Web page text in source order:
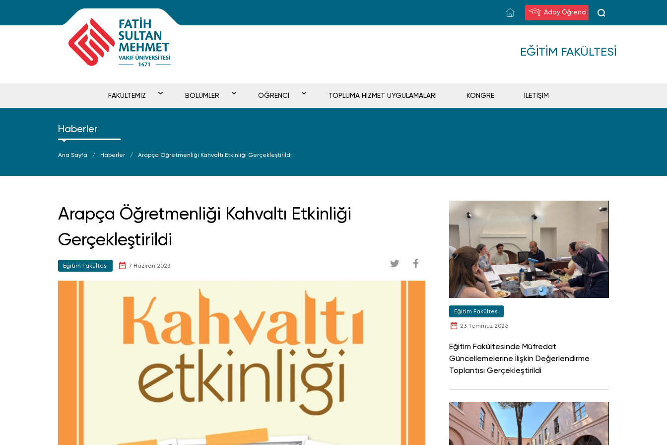
Aday Öğrenci
EĞITIM FAKÜLTESI
FAKÜLTEMİZ BÖLÜMLER ÖĞRENCİ TOPLUMA HİZMET UYGULAMALARI KONGRE İLETİŞİM
Haberler
Ana Sayfa Haberler Arapça Öğretmenliği Kahvaltı Etkinliği Gerçekleştirildi
Arapça Öğretmenliği Kahvaltı Etkinliği
Gerçekleştirildi
Eğitim Fakültesi 7 Haziran 2023
Eğitim Fakültesi
23 Temmuz 2026
Eğitim Fakültesinde Müfredat
Güncellemelerine İlişkin Değerlendirme
Toplantısı Gerçekleştirildi